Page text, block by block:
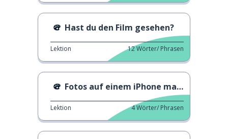
Hast du den Film gesehen?
Lektion 12Wörter/ Phrasen
Fotos auf einem iPhone machen
Lektion 4Wörter/ Phrasen